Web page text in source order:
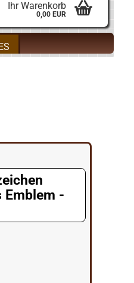
Ihr Warenkorb
0,00 EUR
Emblem -